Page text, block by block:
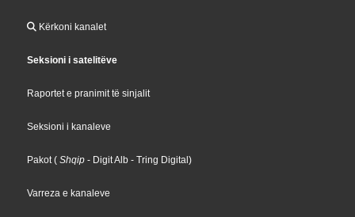
Kërkoni kanalet
Seksioni i satelitëve
Raportet e pranimit të sinjalit
Seksioni i kanaleve
Pakot ( Shqip - Digit Alb - Tring Digital)
Varreza e kanaleve